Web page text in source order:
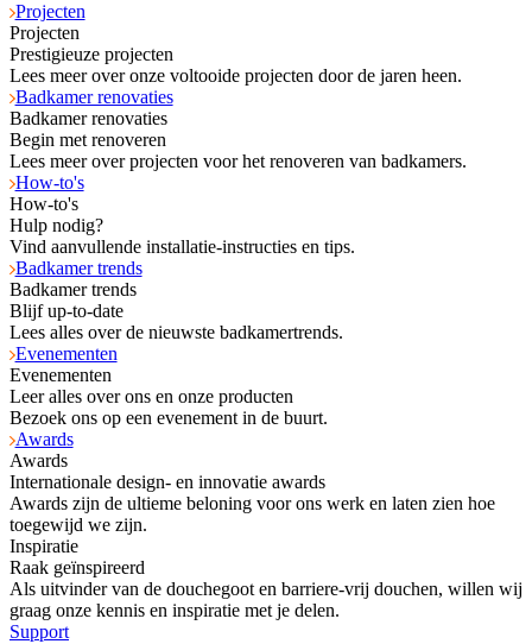
Projecten
Projecten
Prestigieuze projecten
Lees meer over onze voltooide projecten door de jaren heen.
Badkamer renovaties
Badkamer renovaties
Begin met renoveren
Lees meer over projecten voor het renoveren van badkamers.
How-to's
How-to's
Hulp nodig?
Vind aanvullende installatie-instructies en tips.
Badkamer trends
Badkamer trends
Blijf up-to-date
Lees alles over de nieuwste badkamertrends.
Evenementen
Evenementen
Leer alles over ons en onze producten
Bezoek ons op een evenement in de buurt.
Awards
Awards
Internationale design- en innovatie awards
Awards zijn de ultieme beloning voor ons werk en laten zien hoe
toegewijd we zijn.
Inspiratie
Raak geïnspireerd
Als uitvinder van de douchegoot en barriere-vrij douchen, willen wij
graag onze kennis en inspiratie met je delen.
Support